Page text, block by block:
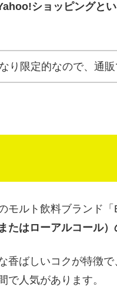
ショッピングと
り限定的なので、通
モルト飲料ブランド
たはローアルコール
香ばしいコクが特徴
で人気があります。